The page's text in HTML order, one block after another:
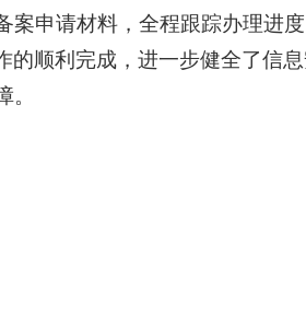
案申请材料，全程跟踪办理进
的顺利完成，进一步健全了信
。